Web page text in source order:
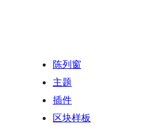
陈列窗
主题
插件
区块样板